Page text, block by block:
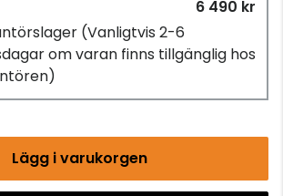
6 490 kr
(Vanligtvis 2-6
om varan finns tillgänglig hos
Lägg i varukorgen